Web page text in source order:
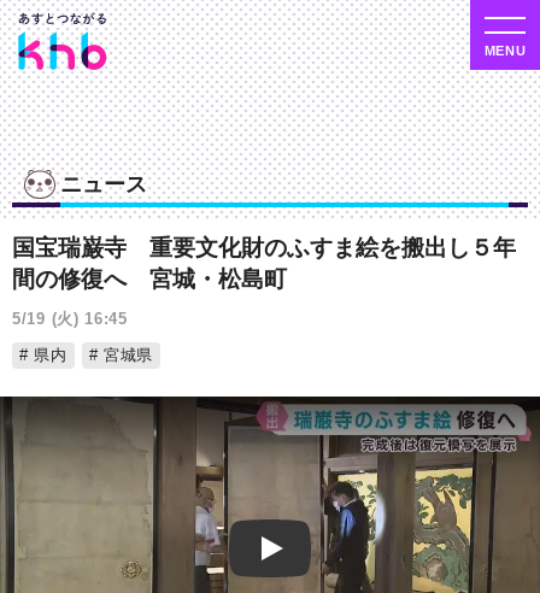
ニュース
国宝瑞巌寺 重要文化財のふすま絵を搬出し５年
間の修復へ 宮城・松島町
5/19 (火) 16:45
県内
宮城県
Play